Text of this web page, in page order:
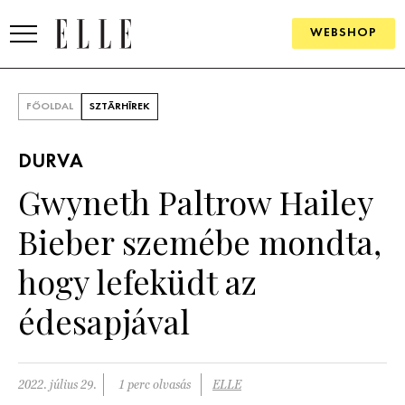
WEBSHOP
SZÉPSÉG
PSZICHÉ
PÁRKAPCSOLAT
FŐOLDAL SZTÁRHÍREK
DURVA
Gwyneth Paltrow Hailey
Bieber szemébe mondta,
hogy lefeküdt az
édesapjával
2022. július 29. 1 perc olvasás ELLE